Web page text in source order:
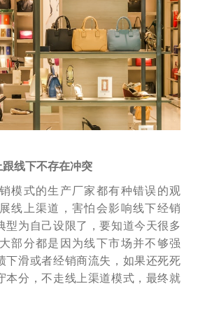
线下不存在冲突
模式的生产厂家都有种错误的观
线上渠道，害怕会影响线下经销
型为自己设限了，要知道今天很多
部分都是因为线下市场并不够强
下滑或者经销商流失，如果还死死
本分，不走线上渠道模式，最终就